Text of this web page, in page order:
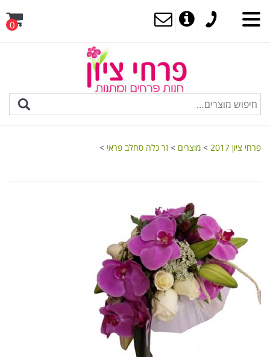
0
פרחי ציון 2017 > מוצרים > זר כלה סחלב פראי >